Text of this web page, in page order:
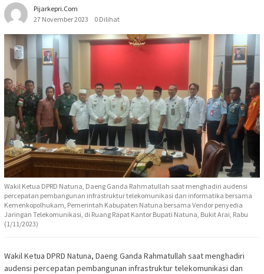
Pijarkepri.com
27 November 2023
0 Dilihat
Wakil Ketua DPRD Natuna, Daeng Ganda Rahmatullah saat menghadiri audensi
percepatan pembangunan infrastruktur telekomunikasi dan informatika bersama
Kemenkopolhukam, Pemerintah Kabupaten Natuna bersama Vendor penyedia
Jaringan Telekomunikasi, di Ruang Rapat Kantor Bupati Natuna, Bukit Arai, Rabu
(1/11/2023)
Wakil Ketua DPRD Natuna, Daeng Ganda Rahmatullah saat menghadiri
audensi percepatan pembangunan infrastruktur telekomunikasi dan